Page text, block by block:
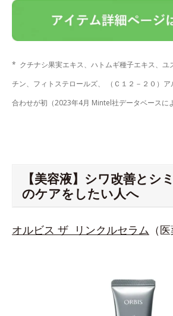
* クチナシ果実エキス、ハトムギ種子エキス、ユ
チン、フィトステロールズ、 （Ｃ１２－２０）
合わせが初（2023年4月 Mintel社データベースに
【美容液】シワ改善とシ
のケアをしたい人へ
オルビス ザ リンクルセラム （